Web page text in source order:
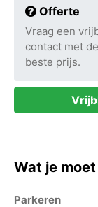
Offerte
Vraag een
contact met
beste prijs.
Wat je
Parkeren